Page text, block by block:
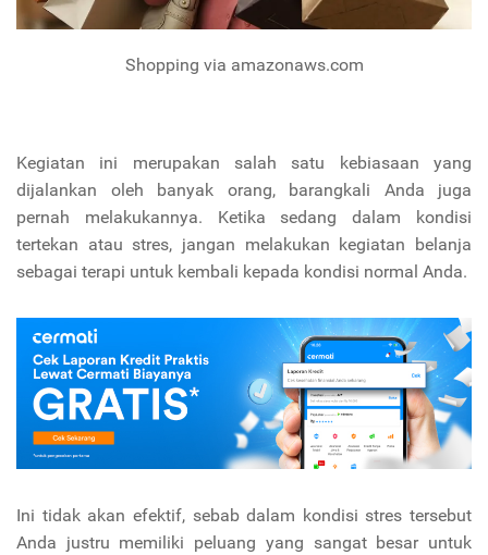
Shopping via amazonaws.com
Kegiatan ini merupakan salah satu kebiasaan yang
dijalankan oleh banyak orang, barangkali Anda juga
pernah melakukannya. Ketika sedang dalam kondisi
tertekan atau stres, jangan melakukan kegiatan belanja
sebagai terapi untuk kembali kepada kondisi normal Anda.
Ini tidak akan efektif, sebab dalam kondisi stres tersebut
Anda justru memiliki peluang yang sangat besar untuk